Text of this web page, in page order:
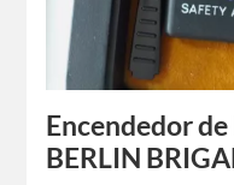
Encendedor
BERLIN